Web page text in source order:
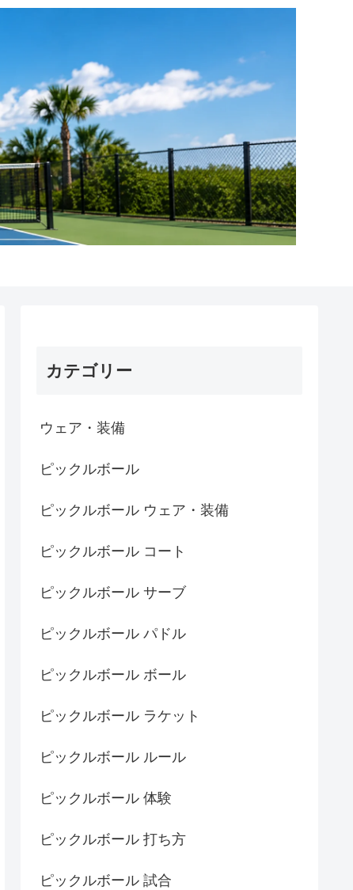
カテゴリー
ウェア・装備
ピックルボール
ピックルボール ウェア・装備
ピックルボール コート
ピックルボール サーブ
ピックルボール パドル
ピックルボール ボール
ピックルボール ラケット
ピックルボール ルール
ピックルボール 体験
ピックルボール 打ち方
ピックルボール 試合